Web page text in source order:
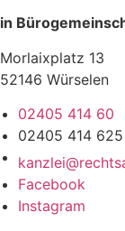
in
Morlaixplatz 13
52146 Würselen
02405 414 60
02405 414 625
Facebook
Instagram